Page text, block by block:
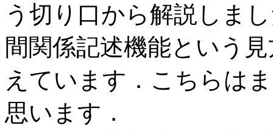
う切り口から解説しま
間関係記述機能という
えています．こちらは
思います．